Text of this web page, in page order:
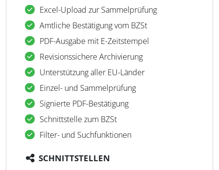
Excel-Upload zur Sammelprüfung
Amtliche Bestätigung vom BZSt
PDF-Ausgabe mit E-Zeitstempel
Revisionssichere Archivierung
Unterstützung aller EU-Länder
Einzel- und Sammelprüfung
Signierte PDF-Bestätigung
Schnittstelle zum BZSt
Filter- und Suchfunktionen
SCHNITTSTELLEN